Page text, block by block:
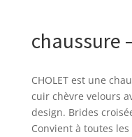
chaussure
CHOLET est une
cuir chèvre velours
design. Brides
Convient à toutes